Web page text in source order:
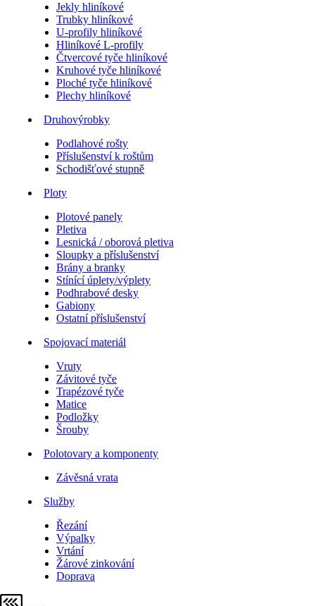
Jekly hliníkové
Trubky hliníkové
U-profily hliníkové
Hliníkové L-profily
Čtvercové tyče hliníkové
Kruhové tyče hliníkové
Ploché tyče hliníkové
Plechy hliníkové
Druhovýrobky
Podlahové rošty
Příslušenství k roštům
Schodišťové stupně
Ploty
Plotové panely
Pletiva
Lesnická / oborová pletiva
Sloupky a příslušenství
Brány a branky
Stínící úplety/výplety
Podhrabové desky
Gabiony
Ostatní příslušenství
Spojovací materiál
Vruty
Závitové tyče
Trapézové tyče
Matice
Podložky
Šrouby
Polotovary a komponenty
Závěsná vrata
Služby
Řezání
Výpalky
Vrtání
Žárové zinkování
Doprava